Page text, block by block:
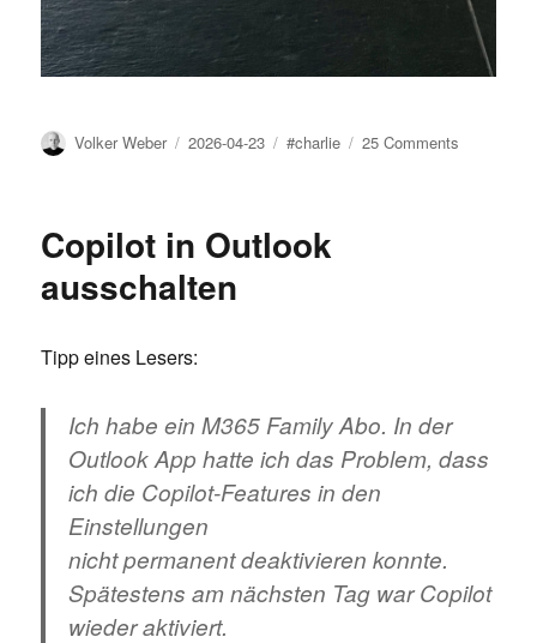
Author
Volker Weber
Posted
2026-04-23 Tags
#charlie 25 Comments
Copilot in Outlook
ausschalten
Tipp eines Lesers:
Ich habe ein M365 Family Abo. In der
Outlook App hatte ich das Problem, dass
ich die Copilot-Features in den
Einstellungen
nichtpermanentdeaktivieren konnte.
Spätestens am nächsten Tag war Copilot
wieder aktiviert.